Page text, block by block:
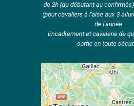
de 2h (du débutant au
(pour cavaliers à l'aise aux 3
de l'année.
Encadrement et cavalerie de
sortie en toute